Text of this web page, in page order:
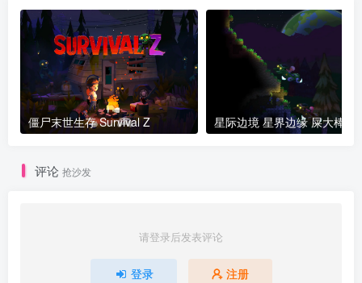
僵尸末世生存 Survival Z
评论 抢沙发
请登录后发表评论
登录 注册